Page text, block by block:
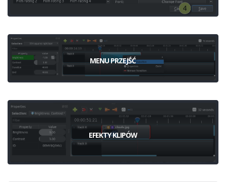
MENU PRZEJŚĆ
EFEKTY KLIPÓW